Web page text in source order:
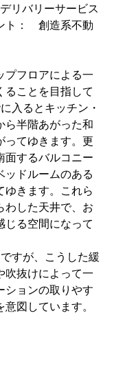
リバリーサービス
ト：　創造系不動
プフロアによる一
ることを目指して
入るとキッチン・
ら半階あがった和
ってゆきます。更
面するバルコニー
ッドルームのある
ゆきます。これら
わした天井で、お
じる空間になって
すが、こうした緩
吹抜けによって一
ションの取りやす
図しています。